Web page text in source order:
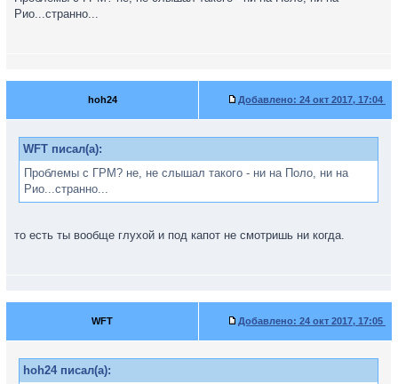
Рио...странно...
hoh24 Добавлено: 24 окт 2017, 17:04
WFT писал(а):
Проблемы с ГРМ? не, не слышал такого - ни на Поло, ни на
Рио...странно...
то есть ты вообще глухой и под капот не смотришь ни когда.
WFT Добавлено: 24 окт 2017, 17:05
hoh24 писал(а):